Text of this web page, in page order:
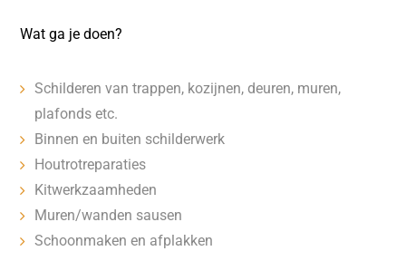
Wat ga je doen?
Schilderen van trappen, kozijnen, deuren, muren,
plafonds etc.
Binnen en buiten schilderwerk
Houtrotreparaties
Kitwerkzaamheden
Muren/wanden sausen
Schoonmaken en afplakken